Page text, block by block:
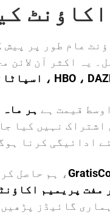
عام طور پر پیش
یہ اکثر آن لائن
قیمت ہے ہر ماہ $ 10
اشتراک نہیں کیا
ادائیگی کرنا
، ہم حاصل
مفت پریمیم
گائیڈز پڑھیں۔